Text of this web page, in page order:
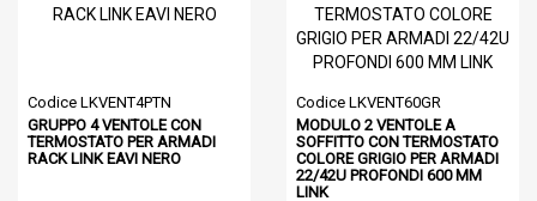
Codice LKVENT4PTN
GRUPPO 4 VENTOLE CON
TERMOSTATO PER ARMADI
RACK LINK EAVI NERO
Codice LKVENT60GR
MODULO 2 VENTOLE A
SOFFITTO CON TERMOSTATO
COLORE GRIGIO PER ARMADI
22/42U PROFONDI 600 MM
LINK